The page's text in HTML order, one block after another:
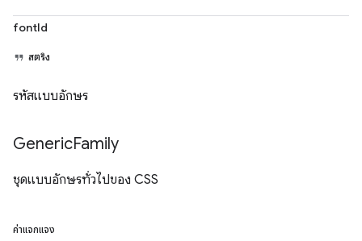
fontId
สตริง
รหัสแบบอักษร
GenericFamily
ชุดแบบอักษรทั่วไปของ CSS
ค่าแจกแจง